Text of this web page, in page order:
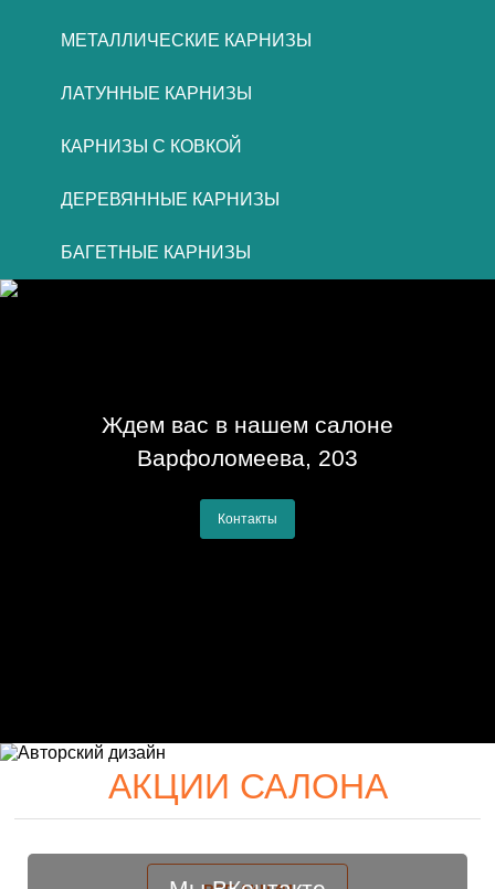
МЕТАЛЛИЧЕСКИЕ КАРНИЗЫ
ЛАТУННЫЕ КАРНИЗЫ
КАРНИЗЫ С КОВКОЙ
ДЕРЕВЯННЫЕ КАРНИЗЫ
БАГЕТНЫЕ КАРНИЗЫ
Ждем вас в нашем салоне
Варфоломеева, 203
Контакты
АКЦИИ САЛОНА